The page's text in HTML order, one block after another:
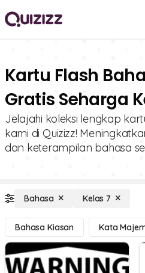
Kartu Flash
Gratis Seharga
Jelajahi koleksi lengkap
kami di Quizizz!
dan keterampilan bahasa
Bahasa Kelas 7
Bahasa Kiasan Kata